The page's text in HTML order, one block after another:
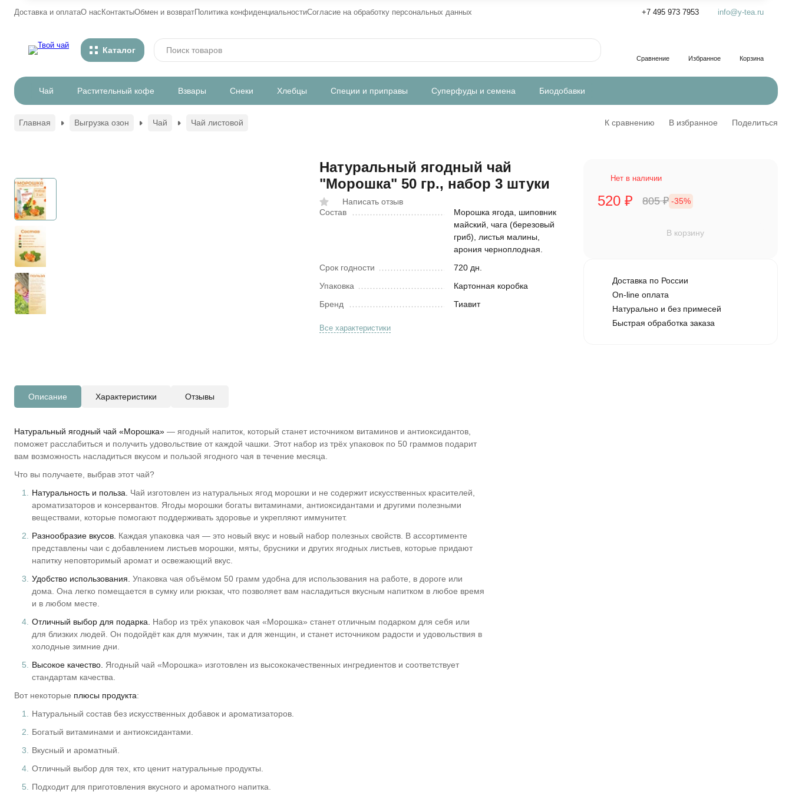
Доставка и оплатаО насКонтактыОбмен и возвратПолитика конфиденциальностиСогласие на обработку персональных данных +7 495 973 7953 info@y-tea.ru
Каталог
Сравнение Избранное Корзина
Чай Растительный кофе Взвары Снеки Хлебцы Специи и приправы Суперфуды и семена Биодобавки
Главная Выгрузка озон Чай Чай листовой К сравнению В избранное Поделиться
Натуральный ягодный чай
"Морошка" 50 гр., набор 3 штуки
Написать отзыв
Состав
Морошка ягода, шиповник
майский, чага (березовый
гриб), листья малины,
арония черноплодная.
Срок годности
720 дн.
Упаковка
Картонная коробка
Бренд
Тиавит
Все характеристики
Нет в наличии
520 ₽ 805₽ -35%
В корзину
Доставка по России
On-line оплата
Натурально и без примесей
Быстрая обработка заказа
Описание Характеристики Отзывы
Натуральный ягодный чай «Морошка» — ягодный напиток, который станет источником витаминов и антиоксидантов,
поможет расслабиться и получить удовольствие от каждой чашки. Этот набор из трёх упаковок по 50 граммов подарит
вам возможность насладиться вкусом и пользой ягодного чая в течение месяца.
Что вы получаете, выбрав этот чай?
Натуральность и польза.
Чай изготовлен из натуральных ягод морошки и не содержит искусственных красителей,
ароматизаторов и консервантов. Ягоды морошки богаты витаминами, антиоксидантами и другими полезными
веществами, которые помогают поддерживать здоровье и укрепляют иммунитет.
Разнообразие вкусов. Каждая упаковка чая — это новый вкус и новый набор полезных свойств. В ассортименте
представлены чаи с добавлением листьев морошки, мяты, брусники и других ягодных листьев, которые придают
напитку неповторимый аромат и освежающий вкус.
Удобство использования. Упаковка чая объёмом 50 грамм удобна для использования на работе, в дороге или
дома. Она легко помещается в сумку или рюкзак, что позволяет вам насладиться вкусным напитком в любое время
и в любом месте.
Отличный выбор для подарка.
Набор из трёх упаковок чая «Морошка» станет отличным подарком для себя или
для близких людей. Он подойдёт как для мужчин, так и для женщин, и станет источником радости и удовольствия в
холодные зимние дни.
Высокое качество. Ягодный чай «Морошка» изготовлен из высококачественных ингредиентов и соответствует
стандартам качества.
Вот некоторые плюсы продукта:
Натуральный состав без искусственных добавок и ароматизаторов.
Богатый витаминами и антиоксидантами.
Вкусный и ароматный.
Отличный выбор для тех, кто ценит натуральные продукты.
Подходит для приготовления вкусного и ароматного напитка.